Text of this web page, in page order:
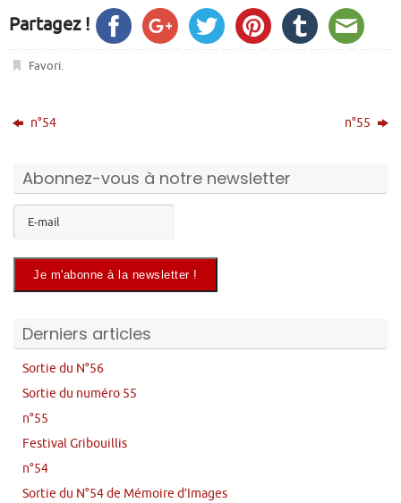
Partagez !
Favori.
n°54 n°55
Abonnez-vous à notre newsletter
Derniers articles
Sortie du N°56
Sortie du numéro 55
n°55
Festival Gribouillis
n°54
Sortie du N°54 de Mémoire d’Images